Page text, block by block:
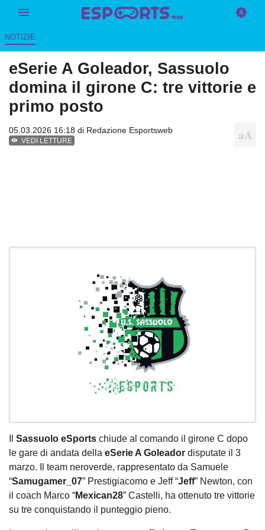
NOTIZIE
eSerie A Goleador, Sassuolo
domina il girone C: tre vittorie e
primo posto
05.03.2026 16:18 di Redazione Esportsweb
VEDI LETTURE
Sassuolo eSports chiude al comando il girone C dopo
le gare di andata della eSerie A Goleador disputate il 3
marzo. Il team neroverde, rappresentato da Samuele
“Samugamer_07” Prestigiacomo e Jeff “Jeff” Newton, con
il coach Marco “Mexican28” Castelli, ha ottenuto tre vittorie
su tre conquistando il punteggio pieno.